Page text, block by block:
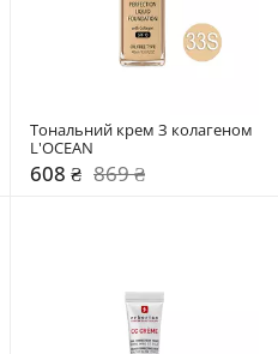
Тональний крем З колагеном
L'OCEAN
608 ₴ 869 ₴